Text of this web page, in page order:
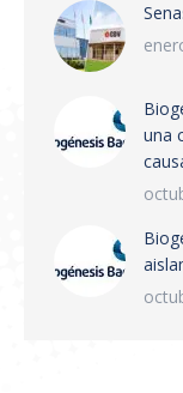
nacional.
una